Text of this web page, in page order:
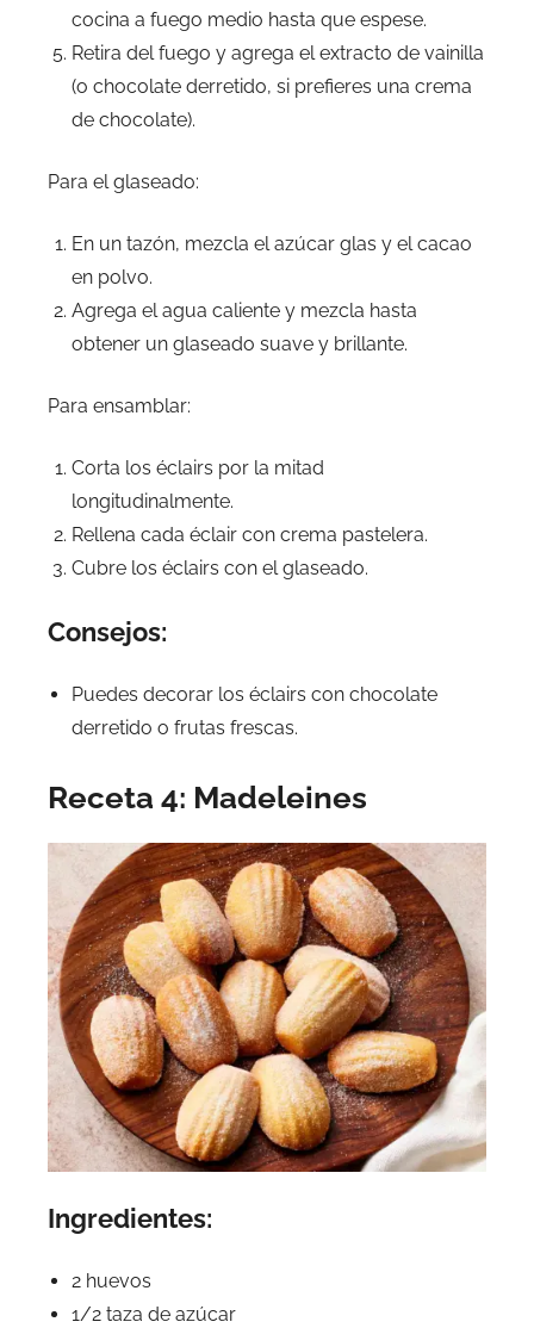
cocina a fuego medio hasta que espese.
Retira del fuego y agrega el extracto de vainilla
(o chocolate derretido, si prefieres una crema
de chocolate).
Para el glaseado:
En un tazón, mezcla el azúcar glas y el cacao
en polvo.
Agrega el agua caliente y mezcla hasta
obtener un glaseado suave y brillante.
Para ensamblar:
Corta los éclairs por la mitad
longitudinalmente.
Rellena cada éclair con crema pastelera.
Cubre los éclairs con el glaseado.
Consejos:
Puedes decorar los éclairs con chocolate
derretido o frutas frescas.
Receta 4: Madeleines
Ingredientes:
2 huevos
1/2 taza de azúcar